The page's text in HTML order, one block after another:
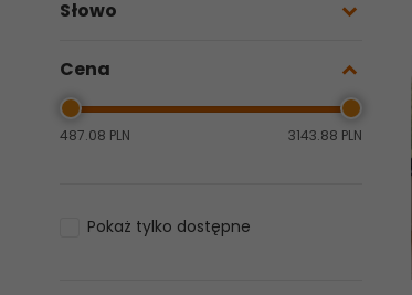
Słowo
Cena
487.08 PLN 3143.88 PLN
Pokaż tylko dostępne